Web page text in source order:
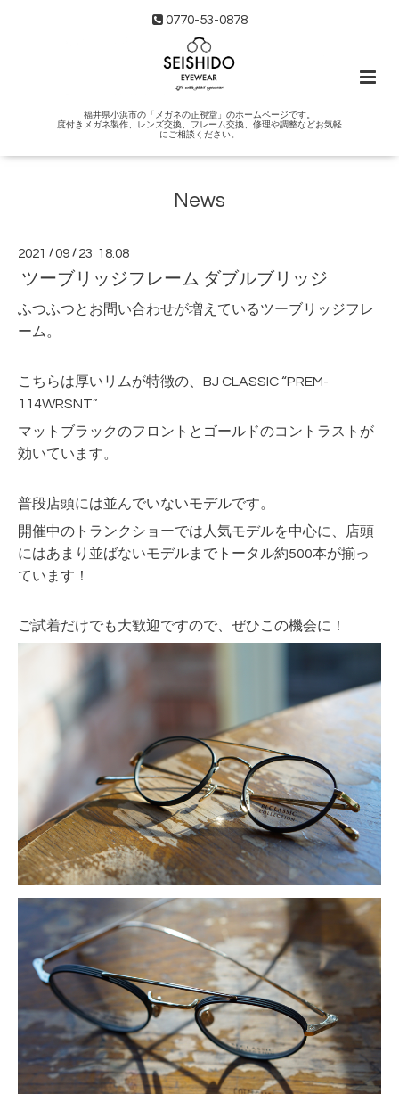
0770-53-0878
福井県小浜市の「メガネの正視堂」のホームページです。
度付きメガネ製作、レンズ交換、フレーム交換、修理や調整などお気軽
にご相談ください。
News
2021 /09 / 23 18:08
ツーブリッジフレーム ダブルブリッジ
ふつふつとお問い合わせが増えているツーブリッジフレ
ーム。
こちらは厚いリムが特徴の、BJ CLASSIC “PREM-
114WRSNT”
マットブラックのフロントとゴールドのコントラストが
効いています。
普段店頭には並んでいないモデルです。
開催中のトランクショーでは人気モデルを中心に、店頭
にはあまり並ばないモデルまでトータル約500本が揃っ
ています！
ご試着だけでも大歓迎ですので、ぜひこの機会に！